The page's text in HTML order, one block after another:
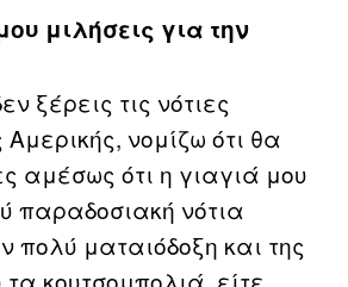
μιλήσεις για την
ξέρεις τις νότιες
Αμερικής, νομίζω ότι θα
αμέσως ότι η γιαγιά μου
παραδοσιακή νότια
πολύ ματαιόδοξη και της
κουτσομπολιά, είτε